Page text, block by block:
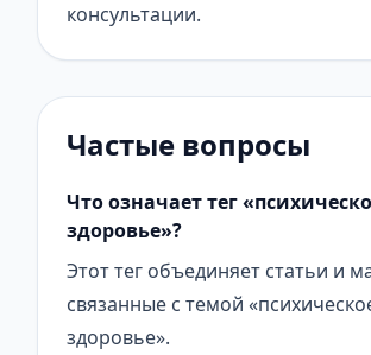
консультации.
Частые вопросы
Что означает тег
здоровье»?
Этот тег объединяет статьи и
связанные с темой
здоровье».